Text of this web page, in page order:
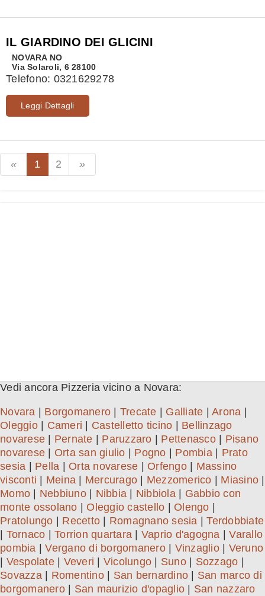
IL GIARDINO DEI GLICINI
NOVARA NO
Via Solaroli, 6 28100
Telefono: 0321629278
Leggi Dettagli
1 2
Vedi ancora Pizzeria vicino a Novara:
Novara Borgomanero Trecate Galliate Arona
Oleggio| Cameri Castelletto ticino
Bellinzago
novarese
Pernate Paruzzaro Pettenasco| Pisano
novarese
Orta san giulio Pogno Pombia| Prato
sesia
Pella Orta novarese Orfengo| Massino
visconti
Meina Mercurago Mezzomerico Miasino
Momo
Nebbiuno| Nibbia Nibbiola| Gabbio con
monte ossolano
Oleggio castello Olengo
Pratolungo
Recetto Romagnano sesia |Terdobbiate
Tornaco Torrion quartara Vaprio d'agogna |Varallo
pombia |Vergano di borgomanero| Vinzaglio| Veruno
Vespolate| Veveri Vicolungo Suno| Sozzago
Sovazza| Romentino| San bernardino
San marco di
borgomanero| San maurizio d'opaglio
San nazzaro